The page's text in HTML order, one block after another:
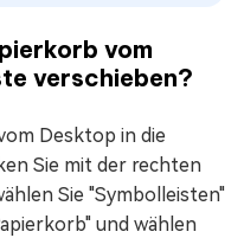
vom
verschieben?
Desktop in die
Sie mit der rechten
Sie "Symbolleisten"
und wählen